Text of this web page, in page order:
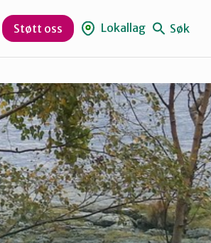
Støtt oss Lokallag Søk